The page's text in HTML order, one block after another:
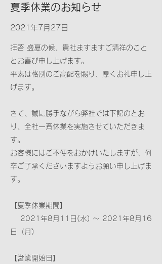
夏季休業のお知らせ
2021年7月27日
拝啓 盛夏の候、貴社ますますご清祥のこと
とお喜び申し上げます。
平素は格別のご高配を賜り、厚くお礼申し上
げます。
さて、誠に勝手ながら弊社では下記のとお
り、全社一斉休業を実施させていただきま
す。
お客様にはご不便をおかけいたしますが、何
卒ご了承くださいますようお願い申し上げま
す。
【夏季休業期間】
2021年8月11日(水) ～ 2021年8月16
日（月)
【営業開始日】